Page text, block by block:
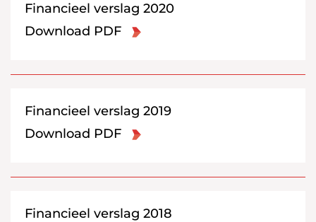
Financieel verslag 2020
Download PDF
Financieel verslag 2019
Download PDF
Financieel verslag 2018